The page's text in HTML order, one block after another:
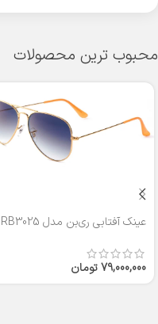
محبوب ترین محصولات
عینک آفتابی ری‌بن مدل RB3025
79,000,000تومان